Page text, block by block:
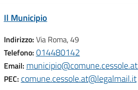
Il Municipio
Indirizzo: Via Roma, 49
Telefono: 014480142
Email:
PEC: comune.cessole.at@legalmail.it